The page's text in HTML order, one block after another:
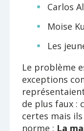
Carlos
Moise
Les
Le problème
exceptions
de plus faux :
certes mais
norme : La